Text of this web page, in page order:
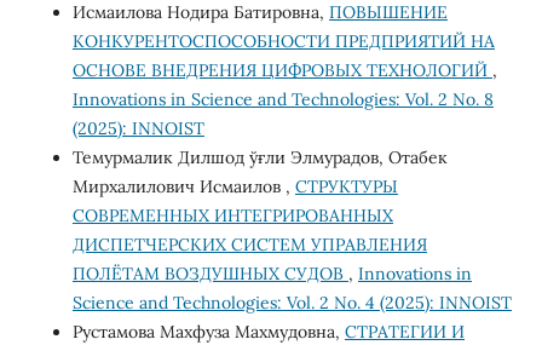
Исмаилова Нодира Батировна, ПОВЫШЕНИЕ
КОНКУРЕНТОСПОСОБНОСТИ ПРЕДПРИЯТИЙ НА
ОСНОВЕ ВНЕДРЕНИЯ ЦИФРОВЫХ ТЕХНОЛОГИЙ ,
Innovations in Science and Technologies: Vol. 2 No. 8
(2025): INNOIST
Темурмалик Дилшод ўғли Элмурадов, Отабек
Мирхалилович Исмаилов , СТРУКТУРЫ
СОВРЕМЕННЫХ ИНТЕГРИРОВАННЫХ
ДИСПЕТЧЕРСКИХ СИСТЕМ УПРАВЛЕНИЯ
ПОЛЁТАМ ВОЗДУШНЫХ СУДОВ , Innovations in
Science and Technologies: Vol. 2 No. 4 (2025): INNOIST
Рустамова Махфуза Махмудовна, СТРАТЕГИИ И